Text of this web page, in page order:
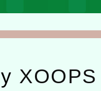
XOOPS